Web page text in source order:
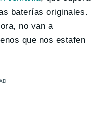
baterías originales.
no van a
que nos estafen